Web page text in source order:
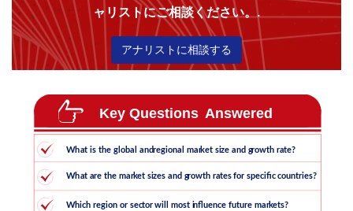
ャリストにご相談ください。.
アナリストに相談する